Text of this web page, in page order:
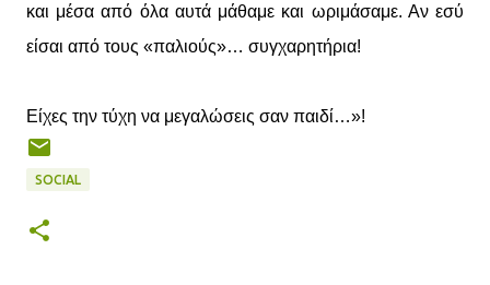
και μέσα από όλα αυτά μάθαμε και ωριμάσαμε. Αν εσύ
είσαι από τους «παλιούς»… συγχαρητήρια!
Είχες την τύχη να μεγαλώσεις σαν παιδί…»!
SOCIAL